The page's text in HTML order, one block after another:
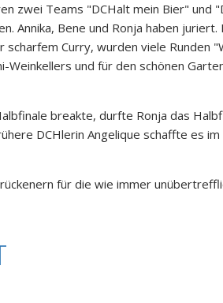
zwei Teams "DCHalt mein Bier" und
Annika, Bene und Ronja haben juriert.
Curry, wurden viele Runden
Weinkellers und für den schönen
breakte, durfte Ronja das
DCHlerin Angelique schaffte es
für die wie immer